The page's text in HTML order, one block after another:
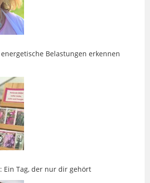
Belastungen erkennen
Tag, der nur dir gehört